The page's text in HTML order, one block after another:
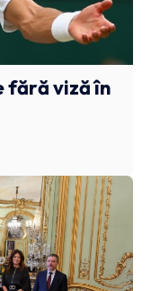
fără viză în